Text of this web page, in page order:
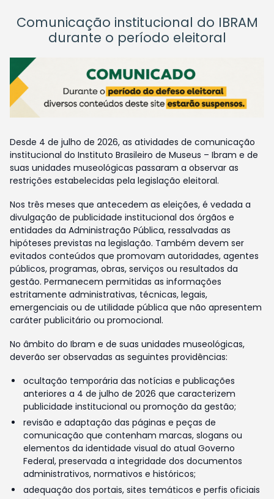
Comunicação institucional do IBRAM
durante o período eleitoral
Desde 4 de julho de 2026, as atividades de comunicação
institucional do Instituto Brasileiro de Museus – Ibram e de
suas unidades museológicas passaram a observar as
restrições estabelecidas pela legislação eleitoral.
Nos três meses que antecedem as eleições, é vedada a
divulgação de publicidade institucional dos órgãos e
entidades da Administração Pública, ressalvadas as
hipóteses previstas na legislação. Também devem ser
evitados conteúdos que promovam autoridades, agentes
públicos, programas, obras, serviços ou resultados da
gestão. Permanecem permitidas as informações
estritamente administrativas, técnicas, legais,
emergenciais ou de utilidade pública que não apresentem
caráter publicitário ou promocional.
No âmbito do Ibram e de suas unidades museológicas,
deverão ser observadas as seguintes providências:
ocultação temporária das notícias e publicações
anteriores a 4 de julho de 2026 que caracterizem
publicidade institucional ou promoção da gestão;
revisão e adaptação das páginas e peças de
comunicação que contenham marcas, slogans ou
elementos da identidade visual do atual Governo
Federal, preservada a integridade dos documentos
administrativos, normativos e históricos;
adequação dos portais, sites temáticos e perfis oficiais